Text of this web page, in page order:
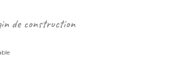
de construction